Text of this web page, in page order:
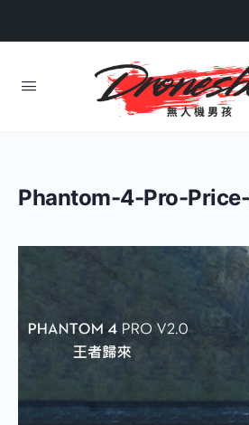
Phantom-4-Pro-